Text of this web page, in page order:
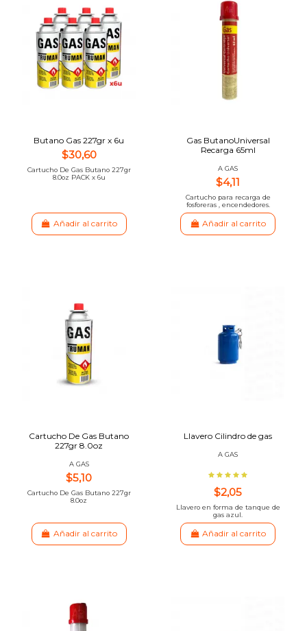
Butano Gas 227gr x 6u
$30,60
Cartucho De Gas Butano 227gr
8.0oz PACK x 6u
Añadir al carrito
Gas ButanoUniversal
Recarga 65ml
A GAS
$4,11
Cartucho para recarga de
fosforeras , encendedores.
Añadir al carrito
Cartucho De Gas Butano
227gr 8.0oz
A GAS
$5,10
Cartucho De Gas Butano 227gr
8.0oz
Añadir al carrito
Llavero Cilindro de gas
A GAS
$2,05
Llavero en forma de tanque de
gas azul.
Añadir al carrito